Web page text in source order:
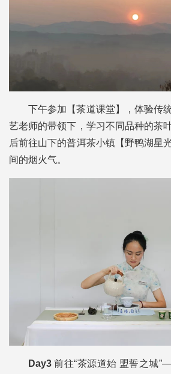
下午参加【茶道课堂】，体验传
艺老师的带领下，学习不同品种的茶
后前往山下的普洱茶小镇【野鸭湖星
间的烟火气。
Day3前往“茶源道始 盟誓之城